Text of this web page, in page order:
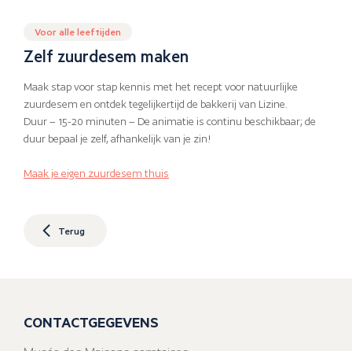
Voor alle leeftijden
Zelf zuurdesem maken
Maak stap voor stap kennis met het recept voor natuurlijke
zuurdesem en ontdek tegelijkertijd de bakkerij van Lizine.
Duur – 15-20 minuten – De animatie is continu beschikbaar; de
duur bepaal je zelf, afhankelijk van je zin!
Maak je eigen zuurdesem thuis
Terug
CONTACTGEGEVENS